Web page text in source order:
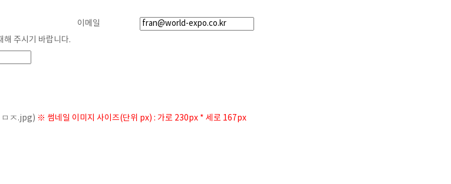
이메일
해 주시기 바랍니다.
ㅁㅈ.jpg) ※ 썸네일 이미지 사이즈(단위 px) : 가로 230px * 세로 167px